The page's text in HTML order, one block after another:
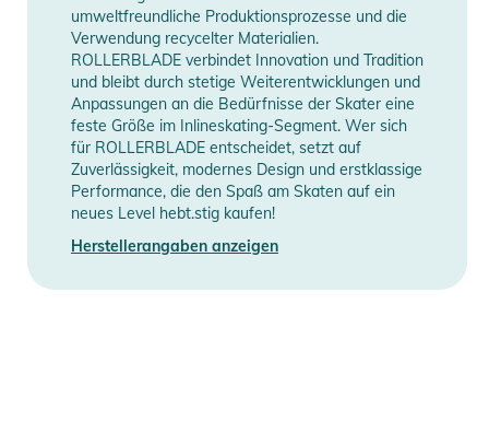
umweltfreundliche Produktionsprozesse und die
Verwendung recycelter Materialien.
ROLLERBLADE verbindet Innovation und Tradition
und bleibt durch stetige Weiterentwicklungen und
Anpassungen an die Bedürfnisse der Skater eine
feste Größe im Inlineskating-Segment. Wer sich
für ROLLERBLADE entscheidet, setzt auf
Zuverlässigkeit, modernes Design und erstklassige
Performance, die den Spaß am Skaten auf ein
neues Level hebt.stig kaufen!
Herstellerangaben anzeigen